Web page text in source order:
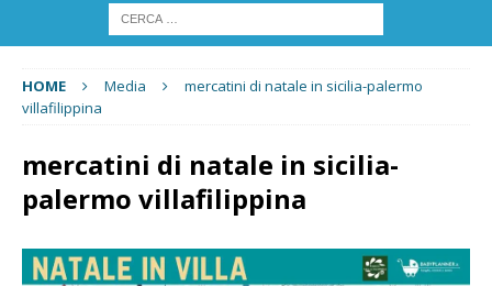
HOME Media
mercatini di natale in sicilia-palermo
villafilippina
mercatini di natale in sicilia-
palermo villafilippina